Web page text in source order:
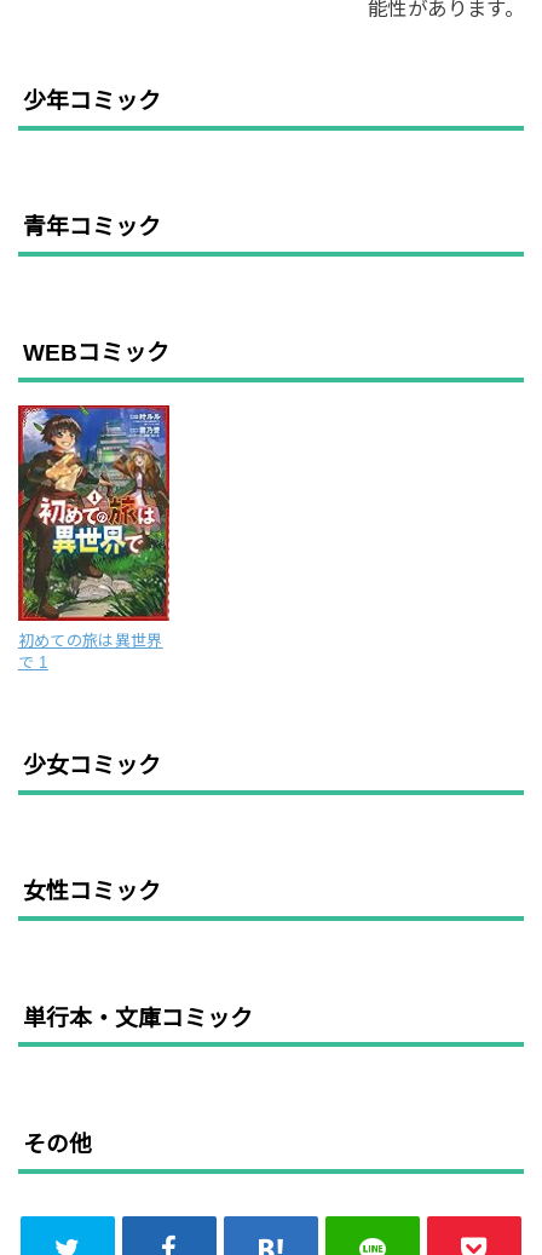
能性があります。
少年コミック
青年コミック
WEBコミック
初めての旅は異世界
で 1
少女コミック
女性コミック
単行本・文庫コミック
その他